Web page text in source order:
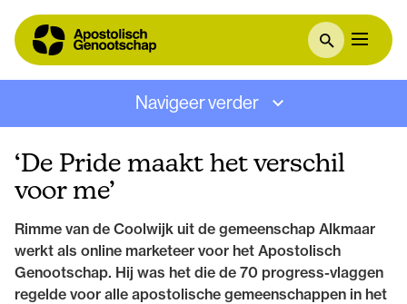
Navigeer verder
‘De Pride maakt het verschil
voor me’
Rimme van de Coolwijk uit de gemeenschap Alkmaar
werkt als online marketeer voor het Apostolisch
Genootschap. Hij was het die de 70 progress-vlaggen
regelde voor alle apostolische gemeenschappen in het